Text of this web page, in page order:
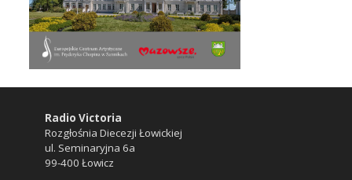
Radio Victoria
Rozgłośnia Diecezji Łowickiej
ul. Seminaryjna 6a
99-400 Łowicz